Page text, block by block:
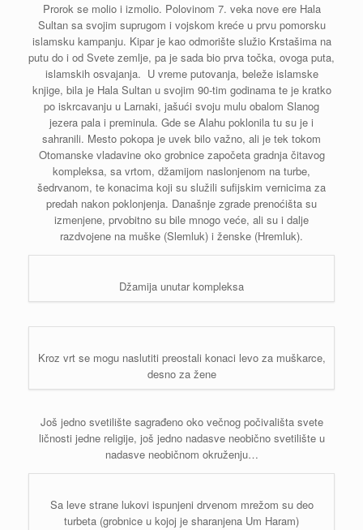
Prorok se molio i izmolio. Polovinom 7. veka nove ere Hala
Sultan sa svojim suprugom i vojskom kreće u prvu pomorsku
islamsku kampanju. Kipar je kao odmorište služio Krstašima na
putu do i od Svete zemlje, pa je sada bio prva točka, ovoga puta,
islamskih osvajanja. U vreme putovanja, beleže islamske
knjige, bila je Hala Sultan u svojim 90-tim godinama te je kratko
po iskrcavanju u Larnaki, jašući svoju mulu obalom Slanog
jezera pala i preminula. Gde se Alahu poklonila tu su je i
sahranili. Mesto pokopa je uvek bilo važno, ali je tek tokom
Otomanske vladavine oko grobnice započeta gradnja čitavog
kompleksa, sa vrtom, džamijom naslonjenom na turbe,
šedrvanom, te konacima koji su služili sufijskim vernicima za
predah nakon poklonjenja. Današnje zgrade prenoćišta su
izmenjene, prvobitno su bile mnogo veće, ali su i dalje
razdvojene na muške (Slemluk) i ženske (Hremluk).
Džamija unutar kompleksa
Kroz vrt se mogu naslutiti preostali konaci levo za muškarce,
desno za žene
Još jedno svetilište sagrađeno oko večnog počivališta svete
ličnosti jedne religije, još jedno nadasve neobično svetilište u
nadasve neobičnom okruženju…
Sa leve strane lukovi ispunjeni drvenom mrežom su deo
turbeta (grobnice u kojoj je sharanjena Um Haram)